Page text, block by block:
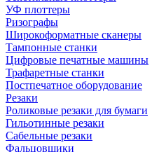
УФ плоттеры
Ризографы
Широкоформатные сканеры
Тампонные станки
Цифровые печатные машины
Трафаретные станки
Постпечатное оборудование
Резаки
Роликовые резаки для бумаги
Гильотинные резаки
Сабельные резаки
Фальцовщики